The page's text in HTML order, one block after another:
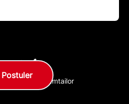
Postuler
de Teamtailor